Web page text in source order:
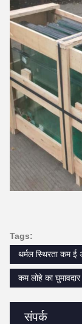
संपर्क
Tags:
थर्मल स्थिरता कम ई
कम लोहे का